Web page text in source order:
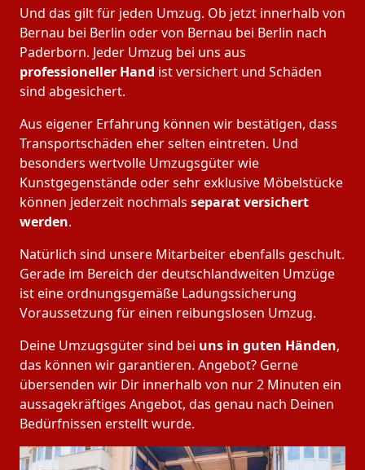
Und das gilt für jeden Umzug. Ob jetzt innerhalb von
Bernau bei Berlin oder von Bernau bei Berlin nach
Paderborn. Jeder Umzug bei uns aus
professioneller Hand ist versichert und Schäden
sind abgesichert.
Aus eigener Erfahrung können wir bestätigen, dass
Transportschäden eher selten eintreten. Und
besonders wertvolle Umzugsgüter wie
Kunstgegenstände oder sehr exklusive Möbelstücke
können jederzeit nochmals separat versichert
werden.
Natürlich sind unsere Mitarbeiter ebenfalls geschult.
Gerade im Bereich der deutschlandweiten Umzüge
ist eine ordnungsgemäße Ladungssicherung
Voraussetzung für einen reibungslosen Umzug.
Deine Umzugsgüter sind bei uns in guten Händen,
das können wir garantieren. Angebot? Gerne
übersenden wir Dir innerhalb von nur 2 Minuten ein
aussagekräftiges Angebot, das genau nach Deinen
Bedürfnissen erstellt wurde.